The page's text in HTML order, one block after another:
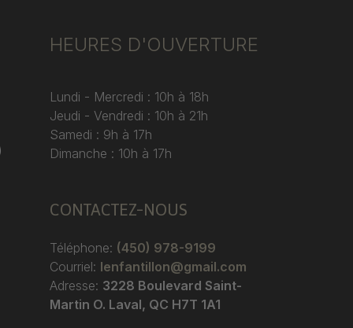
HEURES D'OUVERTURE
Lundi - Mercredi : 10h à 18h
Jeudi - Vendredi : 10h à 21h
Samedi : 9h à 17h
Dimanche : 10h à 17h
CONTACTEZ-NOUS
Téléphone: (450) 978-9199
Courriel: lenfantillon@gmail.com
Adresse: 3228 Boulevard Saint-
Martin O. Laval, QC H7T 1A1